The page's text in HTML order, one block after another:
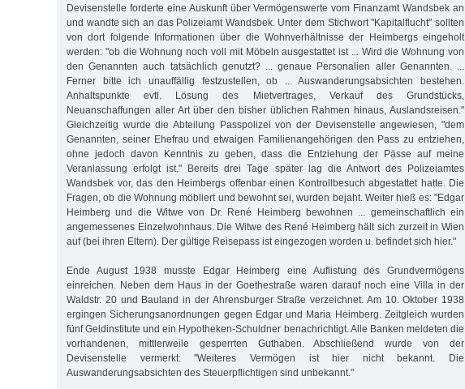
Devisenstelle forderte eine Auskunft über Vermögenswerte vom Finanzamt Wandsbek an
und wandte sich an das Polizeiamt Wandsbek. Unter dem Stichwort "Kapitalflucht" sollten
von dort folgende Informationen über die Wohnverhältnisse der Heimbergs eingeholt
werden: "ob die Wohnung noch voll mit Möbeln ausgestattet ist ... Wird die Wohnung von
den Genannten auch tatsächlich genutzt? ... genaue Personalien aller Genannten. ...
Ferner bitte ich unauffällig festzustellen, ob ... Auswanderungsabsichten bestehen.
Anhaltspunkte evtl. Lösung des Mietvertrages, Verkauf des Grundstücks,
Neuanschaffungen aller Art über den bisher üblichen Rahmen hinaus, Auslandsreisen."
Gleichzeitig wurde die Abteilung Passpolizei von der Devisenstelle angewiesen, "dem
Genannten, seiner Ehefrau und etwaigen Familienangehörigen den Pass zu entziehen,
ohne jedoch davon Kenntnis zu geben, dass die Entziehung der Pässe auf meine
Veranlassung erfolgt ist." Bereits drei Tage später lag die Antwort des Polizeiamtes
Wandsbek vor, das den Heimbergs offenbar einen Kontrollbesuch abgestattet hatte. Die
Fragen, ob die Wohnung möbliert und bewohnt sei, wurden bejaht. Weiter hieß es: "Edgar
Heimberg und die Witwe von Dr. René Heimberg bewohnen ... gemeinschaftlich ein
angemessenes Einzelwohnhaus. Die Witwe des René Heimberg hält sich zurzeit in Wien
auf (bei ihren Eltern). Der gültige Reisepass ist eingezogen worden u. befindet sich hier."
Ende August 1938 musste Edgar Heimberg eine Auflistung des Grundvermögens
einreichen. Neben dem Haus in der Goethestraße waren darauf noch eine Villa in der
Waldstr. 20 und Bauland in der Ahrensburger Straße verzeichnet. Am 10. Oktober 1938
ergingen Sicherungsanordnungen gegen Edgar und Maria Heimberg. Zeitgleich wurden
fünf Geldinstitute und ein Hypotheken-Schuldner benachrichtigt. Alle Banken meldeten die
vorhandenen, mittlerweile gesperrten Guthaben. Abschließend wurde von der
Devisenstelle vermerkt: "Weiteres Vermögen ist hier nicht bekannt. Die
Auswanderungsabsichten des Steuerpflichtigen sind unbekannt."